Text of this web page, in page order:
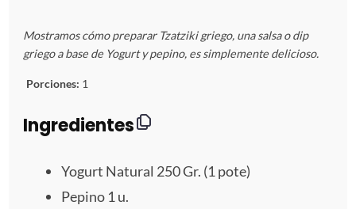
s
r
e
l
s
r
e
l
s
t
r
l
s
t
r
e
l
s
t
r
l
Mostramos cómo preparar Tzatziki griego, una salsa o dip
griego a base de Yogurt y pepino, es simplemente delicioso.
Porciones: 1
Ingredientes
Yogurt Natural 250Gr. (1 pote)
Pepino 1 u.